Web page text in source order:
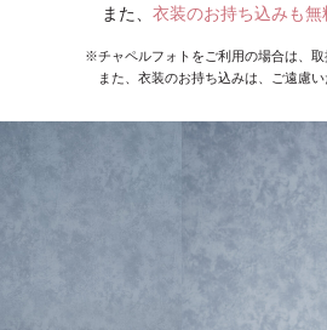
また、 衣装のお持ち込みも無
※チャペルフォトをご利用の場合は、取
また、衣装のお持ち込みは、ご遠慮い